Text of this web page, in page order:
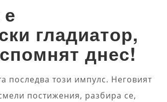
гладиатор,
днес!
последва този импулс. Неговият
постижения, разбира се,